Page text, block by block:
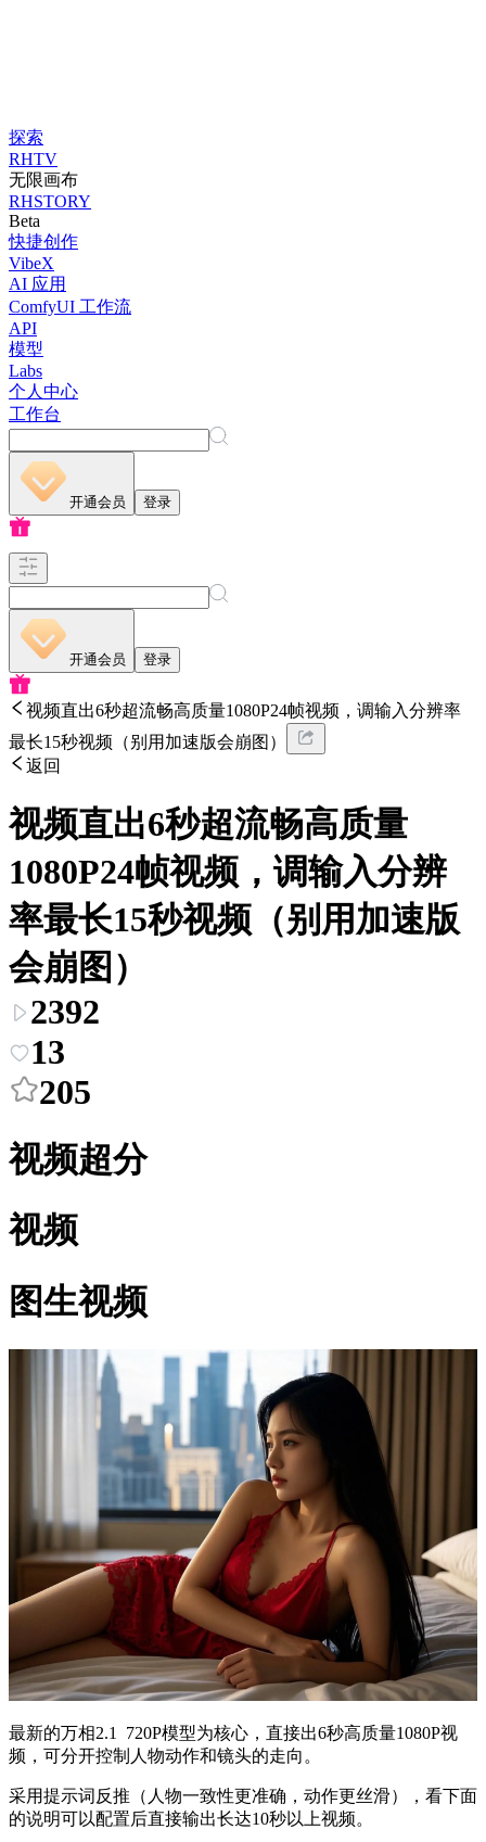
探索
RHTV
无限画布
RHSTORY
Beta
快捷创作
VibeX
AI 应用
ComfyUI 工作流
API
模型
Labs
个人中心
工作台
开通会员 登录
开通会员 登录
视频直出6秒超流畅高质量1080P24帧视频，调输入分辨率
最长15秒视频（别用加速版会崩图）
返回
视频直出6秒超流畅高质量
1080P24帧视频，调输入分辨
率最长15秒视频（别用加速版
会崩图）
2392
13
205
视频超分
视频
图生视频
最新的万相2.1 720P模型为核心，直接出6秒高质量1080P视
频，可分开控制人物动作和镜头的走向。
采用提示词反推（人物一致性更准确，动作更丝滑），看下面
的说明可以配置后直接输出长达10秒以上视频。